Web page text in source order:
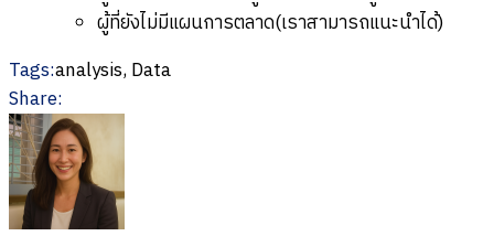
ผู้ที่ยังไม่มีแผนการตลาด​(เราสามารถแนะนำได้)
Tags:analysis, Data
Share: